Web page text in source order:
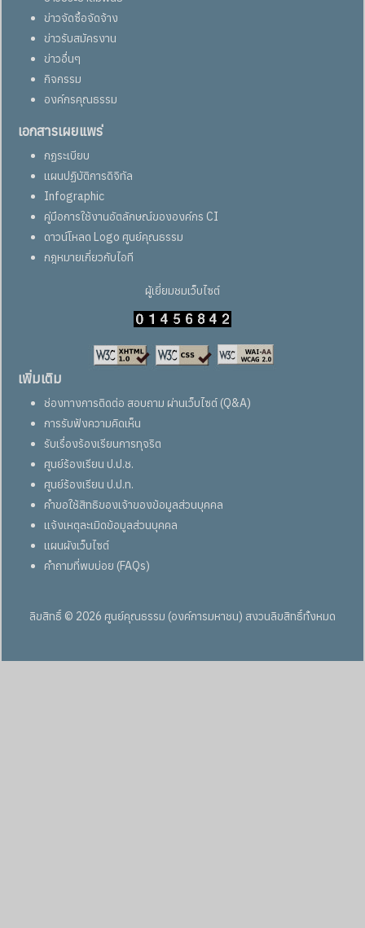
ข่าวจัดซื้อจัดจ้าง
ข่าวรับสมัครงาน
ข่าวอื่นๆ
กิจกรรม
องค์กรคุณธรรม
เอกสารเผยแพร่
กฏระเบียบ
แผนปฏิบัติการดิจิทัล
Infographic
คู่มือการใช้งานอัตลักษณ์ขององค์กร CI
ดาวน์โหลด Logo ศูนย์คุณธรรม
กฎหมายเกี่ยวกับไอที
ผู้เยี่ยมชมเว็บไซต์
เพิ่มเติม
ช่องทางการติดต่อ สอบถาม ผ่านเว็บไซต์ (Q&A)
การรับฟังความคิดเห็น
รับเรื่องร้องเรียนการทุจริต
ศูนย์ร้องเรียน ป.ป.ช.
ศูนย์ร้องเรียน ป.ป.ท.
คำขอใช้สิทธิของเจ้าของข้อมูลส่วนบุคคล
แจ้งเหตุละเมิดข้อมูลส่วนบุคคล
แผนผังเว็บไซต์
คำถามที่พบบ่อย (FAQs)
ลิขสิทธิ์ © 2026 ศูนย์คุณธรรม (องค์การมหาชน) สงวนลิขสิทธิ์ทั้งหมด